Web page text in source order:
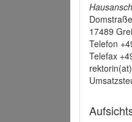
17489
Telefon
Telefax